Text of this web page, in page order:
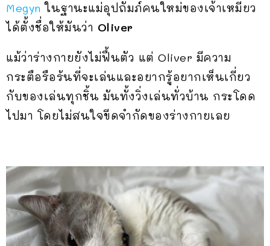
Megyn ในฐานะแม่อุปถัมภ์คนใหม่ของเจ้าเหมียว
ได้ตั้งชื่อให้มันว่า Oliver
แม้ว่าร่างกายยังไม่ฟื้นตัว แต่ Oliver มีความ
กระตือรือร้นที่จะเล่นและอยากรู้อยากเห็นเกี่ยว
กับของเล่นทุกชิ้น มันทั้งวิ่งเล่นทั่วบ้าน กระโดด
ไปมา โดยไม่สนใจขีดจำกัดของร่างกายเลย